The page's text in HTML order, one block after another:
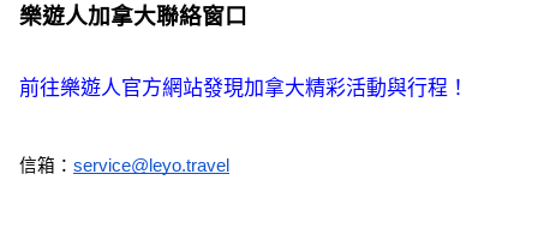
樂遊人加拿大聯絡窗口
前往樂遊人官方網站發現加拿大精彩活動與行程！
信箱： service@leyo.travel